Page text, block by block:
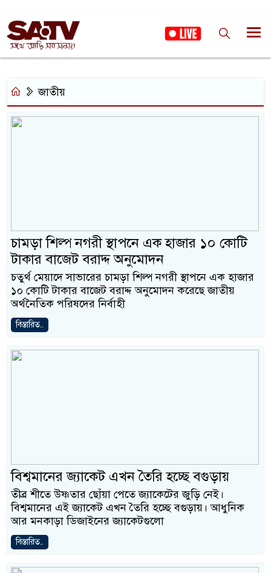
জাতীয়
চামড়া শিল্প নগরী স্থাপনে এক হাজার ১০ কোটি
টাকার বাজেট বরাদ্দ অনুমোদন
চতুর্থ মেয়াদে সাভারের চামড়া শিল্প নগরী স্থাপনে এক হাজার
১০ কোটি টাকার বাজেট বরাদ্দ অনুমোদন করেছে জাতীয়
অর্থনৈতিক পরিষদের নির্বাহী
বিস্তারিত..
বিশ্বমানের জ্যাকেট এখন তৈরি হচ্ছে বগুড়ায়
তীব্র শীতে উষ্ণতার ছোঁয়া পেতে জ্যাকেটের জুড়ি নেই।
বিশ্বমানের এই জ্যাকেট এখন তৈরি হচ্ছে বগুড়ায়। আধুনিক
আর মনকাড়া ডিজাইনের জ্যাকেটগুলো
বিস্তারিত..